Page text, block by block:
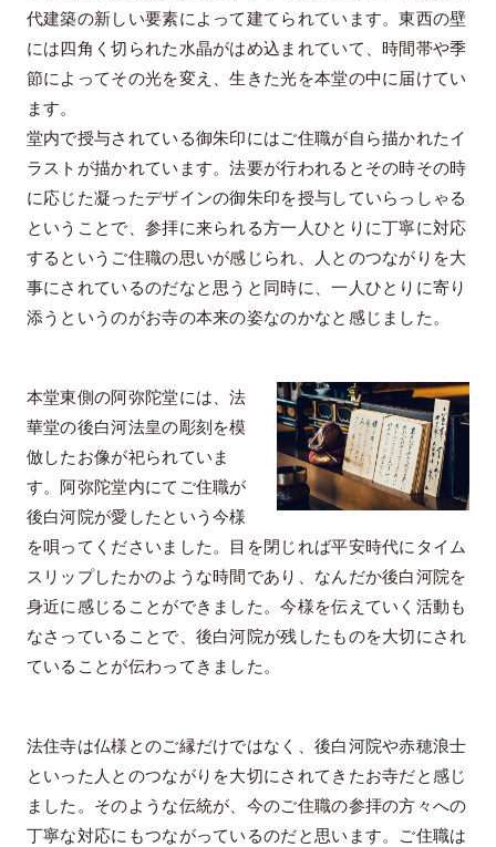
代建築の新しい要素によって建てられています。東西の壁
には四角く切られた水晶がはめ込まれていて、時間帯や季
節によってその光を変え、生きた光を本堂の中に届けてい
ます。
堂内で授与されている御朱印にはご住職が自ら描かれたイ
ラストが描かれています。法要が行われるとその時その時
に応じた凝ったデザインの御朱印を授与していらっしゃる
ということで、参拝に来られる方一人ひとりに丁寧に対応
するというご住職の思いが感じられ、人とのつながりを大
事にされているのだなと思うと同時に、一人ひとりに寄り
添うというのがお寺の本来の姿なのかなと感じました。
本堂東側の阿弥陀堂には、法
華堂の後白河法皇の彫刻を模
倣したお像が祀られていま
す。阿弥陀堂内にてご住職が
後白河院が愛したという今様
を唄ってくださいました。目を閉じれば平安時代にタイム
スリップしたかのような時間であり、なんだか後白河院を
身近に感じることができました。今様を伝えていく活動も
なさっていることで、後白河院が残したものを大切にされ
ていることが伝わってきました。
法住寺は仏様とのご縁だけではなく、後白河院や赤穂浪士
といった人とのつながりを大切にされてきたお寺だと感じ
ました。そのような伝統が、今のご住職の参拝の方々への
丁寧な対応にもつながっているのだと思います。ご住職は